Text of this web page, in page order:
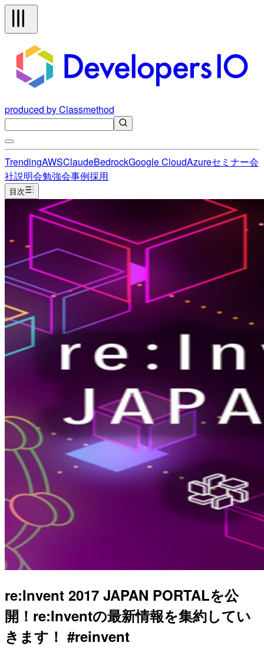
produced by Classmethod
TrendingAWSClaudeBedrockGoogle CloudAzureセミナー会
社説明会勉強会事例採用
目次
re:Invent 2017 JAPAN PORTALを公
開！re:Inventの最新情報を集約してい
きます！ #reinvent